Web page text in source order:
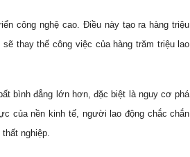
công nghệ cao. Điều này tạo ra hàng triệu
thay thế công việc của hàng trăm triệu lao
bình đẳng lớn hơn, đặc biệt là nguy cơ phá
của nền kinh tế, người lao động chắc chắn
nghiệp.